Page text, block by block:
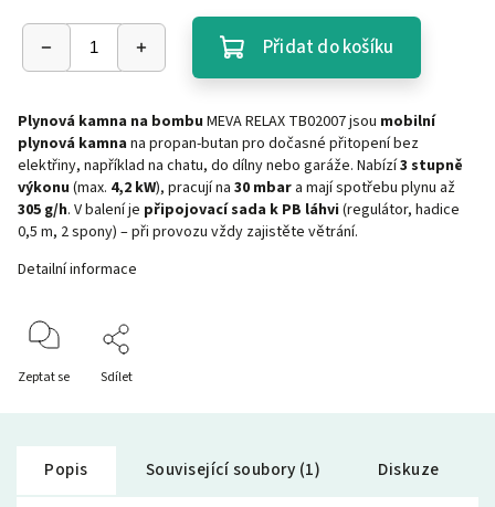
Přidat do košíku
Plynová kamna na bombu MEVA RELAX TB02007 jsou mobilní
plynová kamna na propan-butan pro dočasné přitopení bez
elektřiny, například na chatu, do dílny nebo garáže. Nabízí3 stupně
výkonu (max. 4,2 kW), pracují na 30 mbar a mají spotřebu plynu až
305 g/h. V balení je připojovací sada k PB láhvi (regulátor, hadice
0,5 m, 2 spony) – při provozu vždy zajistěte větrání.
Detailní informace
Zeptat se Sdílet
Popis Související soubory (1) Diskuze